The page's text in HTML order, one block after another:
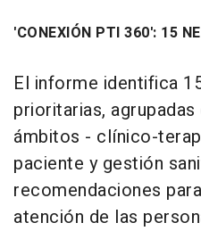
'CONEXIÓN PTI 360': 15
El informe identifica
prioritarias,
ámbitos - clínico-
paciente y gestión
recomendaciones
atención de las